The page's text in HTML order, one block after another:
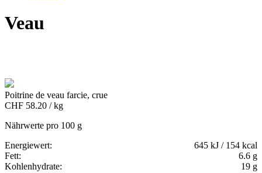
Veau
Poitrine de veau farcie, crue
CHF 58.20 / kg
Nährwerte pro 100 g
Energiewert:
645 kJ / 154 kcal
Fett:
6.6 g
Kohlenhydrate:
19 g